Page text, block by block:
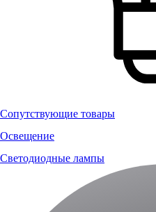
Сопутствующие товары
Освещение
Светодиодные лампы